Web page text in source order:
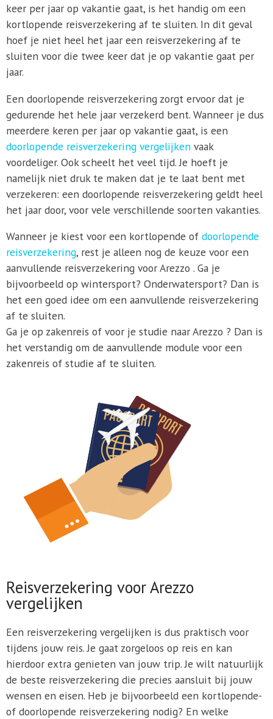
keer per jaar op vakantie gaat, is het handig om een
kortlopende reisverzekering af te sluiten. In dit geval
hoef je niet heel het jaar een reisverzekering af te
sluiten voor die twee keer dat je op vakantie gaat per
jaar.
Een doorlopende reisverzekering zorgt ervoor dat je
gedurende het hele jaar verzekerd bent. Wanneer je dus
meerdere keren per jaar op vakantie gaat, is een
doorlopende reisverzekering vergelijkenvaak
voordeliger. Ook scheelt het veel tijd. Je hoeft je
namelijk niet druk te maken dat je te laat bent met
verzekeren: een doorlopende reisverzekering geldt heel
het jaar door, voor vele verschillende soorten vakanties.
Wanneer je kiest voor een kortlopende of doorlopende
reisverzekering, rest je alleen nog de keuze voor een
aanvullende reisverzekering voor Arezzo . Ga je
bijvoorbeeld op wintersport? Onderwatersport? Dan is
het een goed idee om een aanvullende reisverzekering
af te sluiten.
Ga je op zakenreis of voor je studie naar Arezzo ? Dan is
het verstandig om de aanvullende module voor een
zakenreis of studie af te sluiten.
Reisverzekering voor Arezzo
vergelijken
Een reisverzekering vergelijken is dus praktisch voor
tijdens jouw reis. Je gaat zorgeloos op reis en kan
hierdoor extra genieten van jouw trip. Je wilt natuurlijk
de beste reisverzekering die precies aansluit bij jouw
wensen en eisen. Heb je bijvoorbeeld een kortlopende-
of doorlopende reisverzekering nodig? En welke